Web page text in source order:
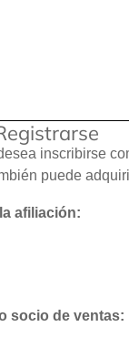
inscribirse
puede
afiliación:
socio de ventas: